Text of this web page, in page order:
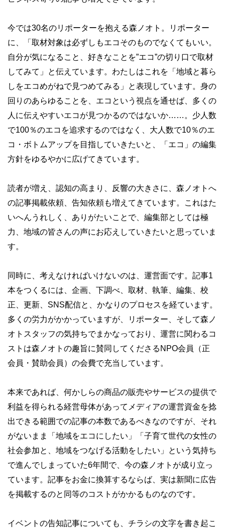
今では30名のリポーターを抱える森ノオト。リポーター
に、「取材対象は必ずしもエコそのものでなくてもいい。
自分が気になること、好きなことを”エコ”の切り口で取材
してみて」と伝えています。わたしはこれを「地域と暮ら
しをエコめがねで見つめてみる」と表現しています。身の
回りのあらゆることを、エコという視点を通せば、多くの
人に伝えやすいエコが見つかるのではないか……。少人数
で100％のエコを追求するのではなく、大人数で10％のエ
コ・ボトムアップを目指していきたいと、「エコ」の編集
方針をゆるやかに広げてきています。
読者が増え、認知の高まり、反響の大きさに、森ノオトへ
の記事掲載依頼、告知依頼も増えてきています。これはた
いへんうれしく、ありがたいことで、編集部としては極
力、地域の皆さんの声にお応えしていきたいと思っていま
す。
同時に、考えなければいけないのは、運営面です。記事1
本をつくるには、企画、下調べ、取材、執筆、編集、校
正、更新、SNS配信と、かなりのプロセスを経ています。
多くの労力がかかっていますが、リポーター、そして森ノ
オトスタッフの気持ちでまかなっており、運営に関わるコ
ストは森ノオトの趣旨に賛同してくださるNPO会員（正
会員・賛助会員）の会費で充当しています。
本来であれば、何かしらの商品の販売やサービスの提供で
利益を得られる経営母体があってメディアの運営資金を捻
出できる範囲での記事の本数であるべきなのですが、それ
がないまま「地域をエコにしたい」「子育て世代の女性の
社会参加と、地域をつなげる活動をしたい」という気持ち
で進んでしまっていた6年間で、今の森ノオトが成り立っ
ています。記事をお金に換算するならば、実は新聞に広告
を掲載するのと同等のコストがかかるものなのです。
イベントの告知記事についても、チラシの文字を書き起こ